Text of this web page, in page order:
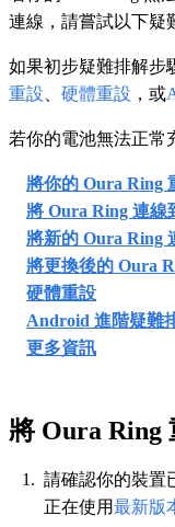
連線，請嘗試以下疑
如果初步疑難排解步
重設
硬體重設 ，或
若你的電池無法正常
將你的 Oura Ring
將 Oura Ring 連線
將新的 Oura Ring
將更換後的 Oura
硬體重設
Android 進階疑難
更多資訊
將 Oura Ring
請確認你的裝置
正在使用最新版